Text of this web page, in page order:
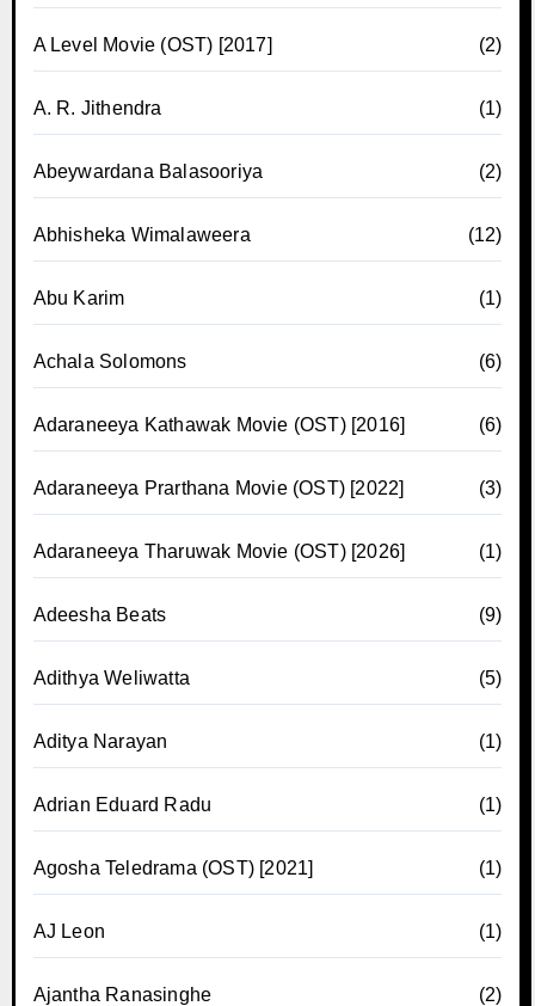
A Level Movie (OST) [2017] (2)
A. R. Jithendra (1)
Abeywardana Balasooriya (2)
Abhisheka Wimalaweera (12)
Abu Karim (1)
Achala Solomons (6)
Adaraneeya Kathawak Movie (OST) [2016] (6)
Adaraneeya Prarthana Movie (OST) [2022] (3)
Adaraneeya Tharuwak Movie (OST) [2026] (1)
Adeesha Beats (9)
Adithya Weliwatta (5)
Aditya Narayan (1)
Adrian Eduard Radu (1)
Agosha Teledrama (OST) [2021] (1)
AJ Leon (1)
Ajantha Ranasinghe (2)